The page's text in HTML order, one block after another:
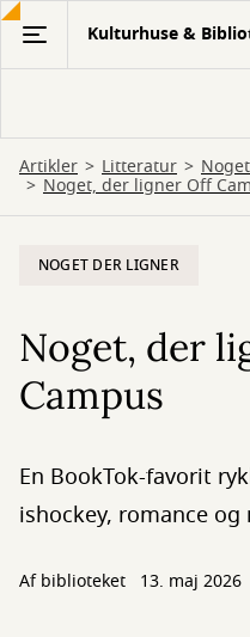
Gå
hovedindhold
Kulturhuse &
Artikler Litteratur
Noget, der ligner Off
NOGET DER LIGNER
Noget, der
Campus
En BookTok-favorit
ishockey, romance og
Af biblioteket 13. maj 2026